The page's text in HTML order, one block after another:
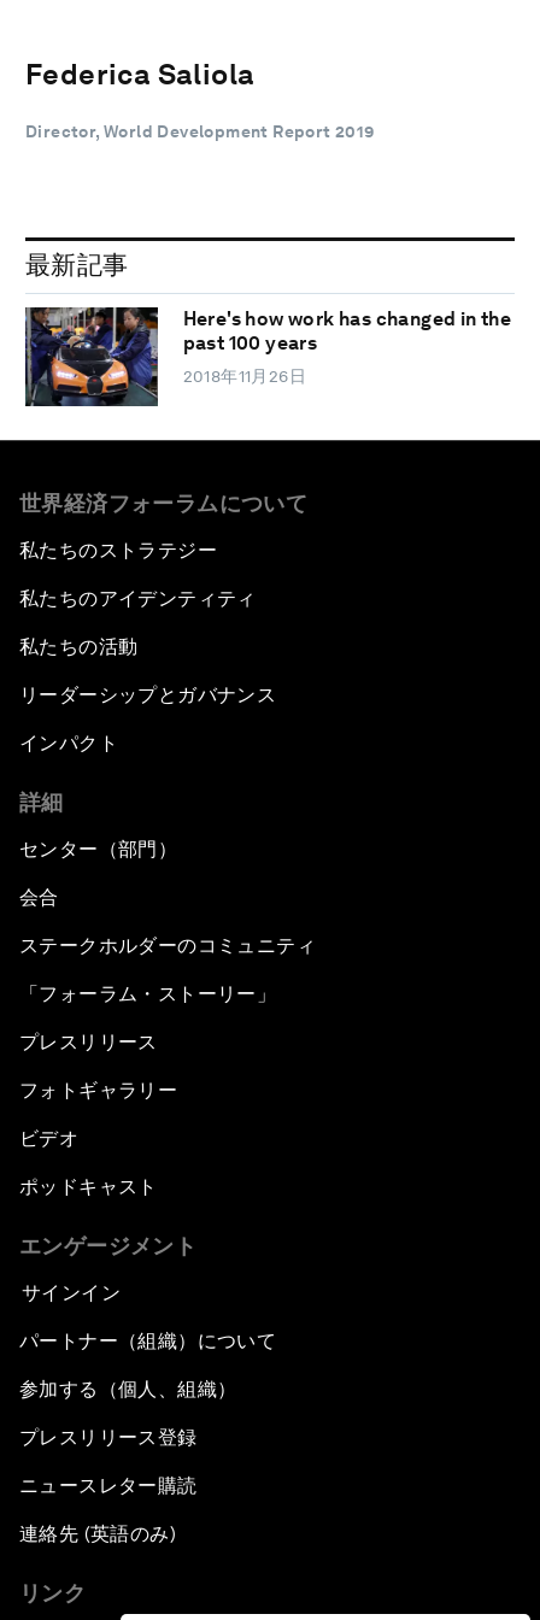
Federica Saliola
Director, World Development Report 2019
最新記事
Here's how work has changed in the
past 100 years
2018年11月26日
世界経済フォーラムについて
私たちのストラテジー
私たちのアイデンティティ
私たちの活動
リーダーシップとガバナンス
インパクト
詳細
センター（部門）
会合
ステークホルダーのコミュニティ
「フォーラム・ストーリー」
プレスリリース
フォトギャラリー
ビデオ
ポッドキャスト
エンゲージメント
サインイン
パートナー（組織）について
参加する（個人、組織）
プレスリリース登録
ニュースレター購読
連絡先 (英語のみ)
リンク